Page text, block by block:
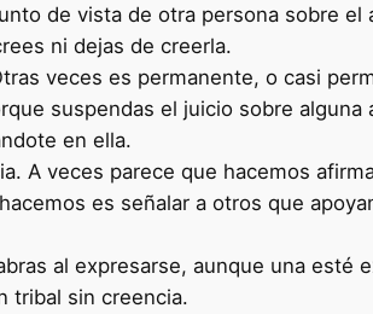
de vista de otra persona sobre el
ni dejas de creerla.
veces es permanente, o casi
suspendas el juicio sobre
en ella.
A veces parece que hacemos
es señalar a otros que
al expresarse, aunque una esté
tribal sin creencia.